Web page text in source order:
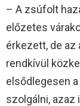
– A zsúfolt
előzetes
érkezett, de az
rendkívül
elsődlegesen
szolgálni,